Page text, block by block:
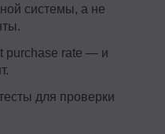
системы, а не
purchase rate — и
для проверки